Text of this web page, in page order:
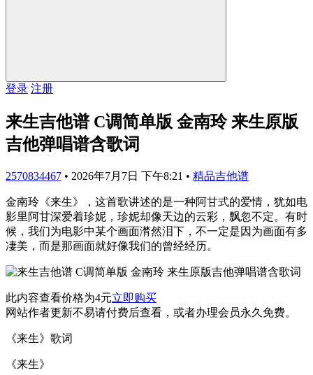
登录 注册
来生吉他谱 C调简单版 金南玲 来生原版
吉他弹唱谱含歌词
2570834467 • 2026年7月7日 下午8:21 • 精品吉他谱
金南玲《来生》，这首歌讲述的是一种阿甘式的爱情，犹如电
影里阿甘深爱着珍妮，珍妮却像天边的云彩，飘忽不定。有时
候，我们为电影中某个画面潸然泪下，不一定是因为画面有多
凄美，而是那画面就好像我们的曾经经历。
此内容查看价格为4元立即购买
网站作者更新不易请付费后查看，或者办理会员永久免费。
《来生》歌词
《来生》